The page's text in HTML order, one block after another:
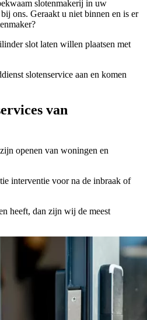
slotenmakerij in uw
ons. Geraakt u niet binnen en is er
slot laten willen plaatsen met
slotenservice aan en komen
van
openen van woningen en
interventie voor na de inbraak of
heeft, dan zijn wij de meest